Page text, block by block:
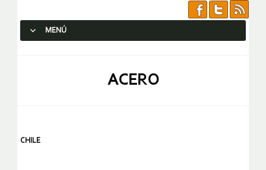
MENÚ
ACERO
CHILE